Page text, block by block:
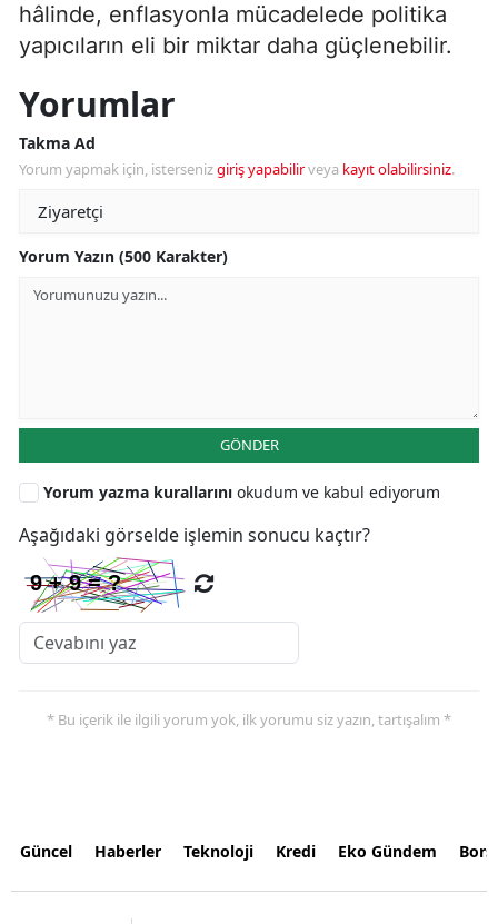
hâlinde, enflasyonla mücadelede politika
yapıcıların eli bir miktar daha güçlenebilir.
Yorumlar
Takma Ad
Yorum yapmak için, istersenizgiriş yapabilirveya kayıt olabilirsiniz.
Yorum Yazın (500 Karakter)
GÖNDER
Yorum yazma kurallarını okudum ve kabul ediyorum
Aşağıdaki görselde işlemin sonucu kaçtır?
* Bu içerik ile ilgili yorum yok, ilk yorumu siz yazın, tartışalım *
Güncel Haberler Teknoloji Kredi Eko Gündem